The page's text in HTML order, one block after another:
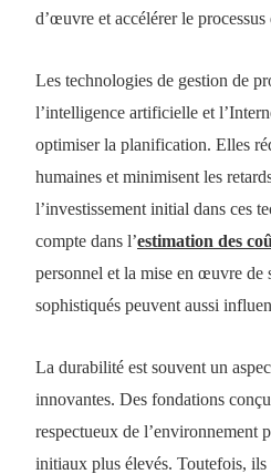
d’œuvre et accélérer le
Les technologies de gestion de
l’intelligence artificielle et
optimiser la planification. Elles
humaines et minimisent les
l’investissement initial dans ces
compte dans l’estimation des
personnel et la mise en œuvre de
sophistiqués peuvent aussi
La durabilité est souvent un
innovantes. Des fondations
respectueux de l’environnement
initiaux plus élevés. Toutefois, ils